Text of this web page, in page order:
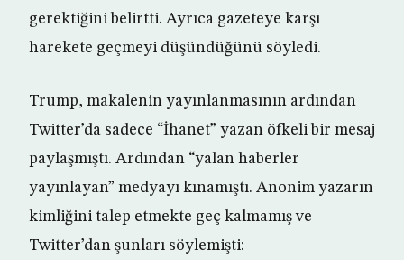
gerektiğini belirtti. Ayrıca gazeteye karşı
harekete geçmeyi düşündüğünü söyledi.
Trump, makalenin yayınlanmasının ardından
Twitter’da sadece “İhanet” yazan öfkeli bir mesaj
paylaşmıştı. Ardından “yalan haberler
yayınlayan” medyayı kınamıştı. Anonim yazarın
kimliğini talep etmekte geç kalmamış ve
Twitter’dan şunları söylemişti: